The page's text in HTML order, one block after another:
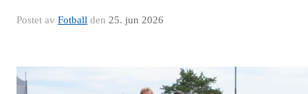
Postet av Fotball den 25. jun 2026